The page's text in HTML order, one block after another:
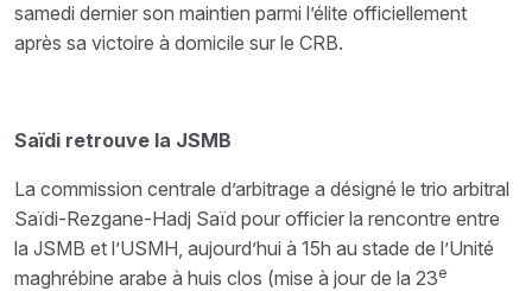
samedi dernier son maintien parmi l’élite officiellement
après sa victoire à domicile sur le CRB.
Saïdi retrouve la JSMB
La commission centrale d’arbitrage a désigné le trio arbitral
Saïdi-Rezgane-Hadj Saïd pour officier la rencontre entre
la JSMB et l’USMH, aujourd’hui à 15h au stade de l’Unité
maghrébine arabe à huis clos (mise à jour de la 23e